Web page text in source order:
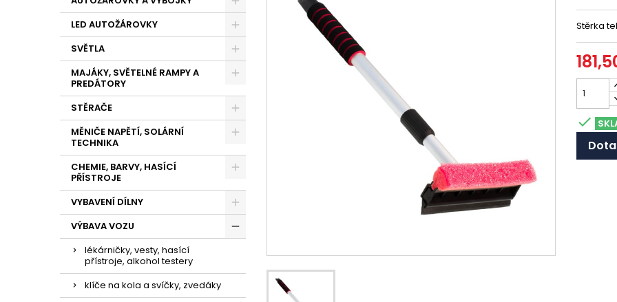
LED AUTOŽÁROVKY
SVĚTLA
MAJÁKY, SVĚTELNÉ RAMPY A
PREDÁTORY
STĚRAČE
MĚNIČE NAPĚTÍ, SOLÁRNÍ
TECHNIKA
CHEMIE, BARVY, HASÍCÍ
PŘÍSTROJE
VYBAVENÍ DÍLNY
VÝBAVA VOZU
lékárničky, vesty, hasící
přístroje, alkohol testery
klíče na kola a svíčky, zvedáky
Stěrka
